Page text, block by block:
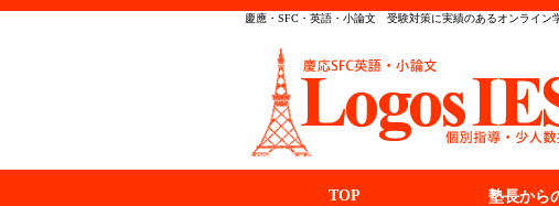
慶應・SFC・英語・小論文 受験対策に実績のあるオンライン
TOP 塾長から